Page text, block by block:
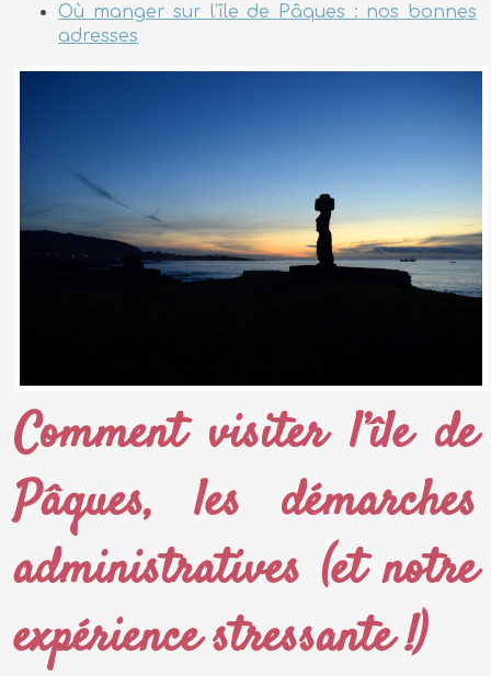
Où manger sur l’île de Pâques : nos bonnes
adresses
Comment visiter l’île de
Pâques, les démarches
administratives (et notre
expérience stressante !)